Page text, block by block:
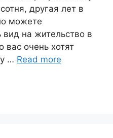
другая лет в
можете
вид на жительство в
очень хотят
… Read more